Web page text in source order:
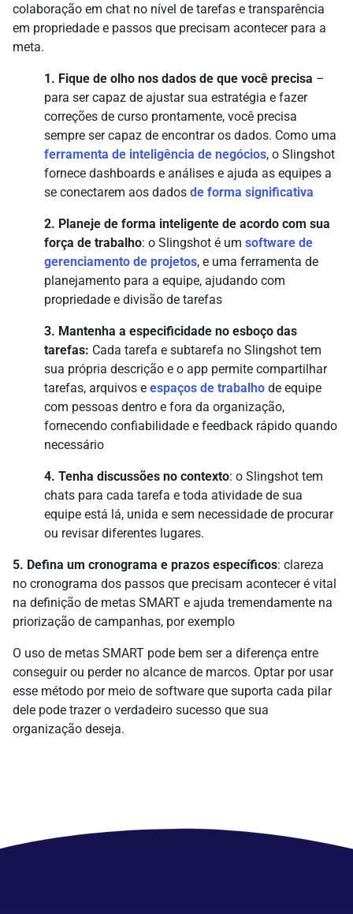
colaboração em chat no nível de tarefas e transparência
em propriedade e passos que precisam acontecer para a
meta.
1. Fique de olho nos dados de que você precisa –
para ser capaz de ajustar sua estratégia e fazer
correções de curso prontamente, você precisa
sempre ser capaz de encontrar os dados. Como uma
ferramenta de inteligência de negócios, o Slingshot
fornece dashboards e análises e ajuda as equipes a
se conectarem aos dados de forma significativa
2. Planeje de forma inteligente de acordo com sua
força de trabalho: o Slingshot é um software de
gerenciamento de projetos, e uma ferramenta de
planejamento para a equipe, ajudando com
propriedade e divisão de tarefas
3. Mantenha a especificidade no esboço das
tarefas: Cada tarefa e subtarefa no Slingshot tem
sua própria descrição e o app permite compartilhar
tarefas, arquivos e espaços de trabalho de equipe
com pessoas dentro e fora da organização,
fornecendo confiabilidade e feedback rápido quando
necessário
4. Tenha discussões no contexto: o Slingshot tem
chats para cada tarefa e toda atividade de sua
equipe está lá, unida e sem necessidade de procurar
ou revisar diferentes lugares.
5. Defina um cronograma e prazos específicos: clareza
no cronograma dos passos que precisam acontecer é vital
na definição de metas SMART e ajuda tremendamente na
priorização de campanhas, por exemplo
O uso de metas SMART pode bem ser a diferença entre
conseguir ou perder no alcance de marcos. Optar por usar
esse método por meio de software que suporta cada pilar
dele pode trazer o verdadeiro sucesso que sua
organização deseja.